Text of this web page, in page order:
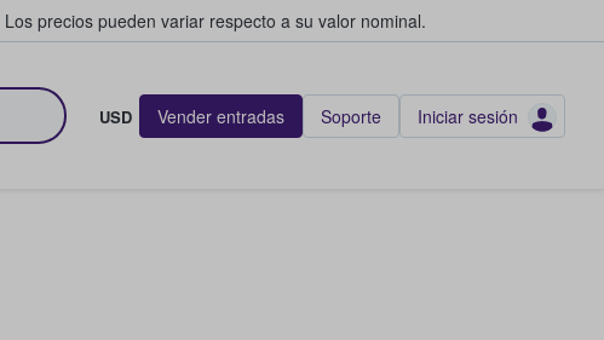
Los precios pueden variar respecto a su valor nominal.
USD Vender entradas Soporte Iniciar sesión